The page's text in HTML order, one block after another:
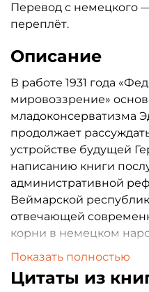
Перевод с немецкого
переплёт.
Описание
В работе 1931 года
мировоззрение»
младоконсерватизма
продолжает
устройстве будущей
написанию книги
административной
Веймарской
отвечающей
корни в немецком
обращается к истории,
Каковы должны быть
Показать полностью
Цитаты из